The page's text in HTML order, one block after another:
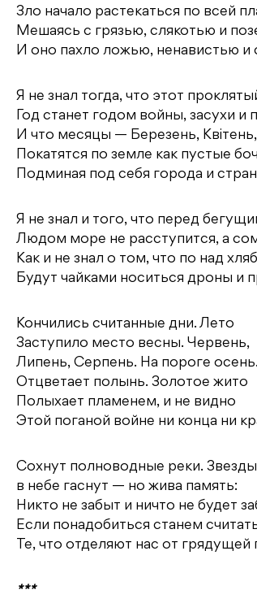
Зло начало растекаться по всей
Мешаясь с грязью, слякотью и
И оно пахло ложью, ненавистью и
Я не знал тогда, что этот
Год станет годом войны, засухи и
И что месяцы — Березень,
Покатятся по земле как пустые
Подминая под себя города и
Я не знал и того, что перед
Людом море не расступится, а
Как и не знал о том, что по над
Будут чайками носиться дроны и
Кончились считанные дни. Лето
Заступило место весны. Червень,
Липень, Серпень. На пороге осень.
Отцветает полынь. Золотое жито
Полыхает пламенем, и не видно
Этой поганой войне ни конца ни
Сохнут полноводные реки. Звезды
в небе гаснут — но жива память:
Никто не забыт и ничто не будет
Если понадобиться станем
Те, что отделяют нас от грядущей